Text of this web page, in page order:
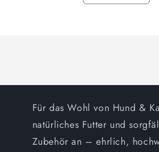
Für das Wohl von Hund &
natürliches Futter und
Zubehör an – ehrlich,